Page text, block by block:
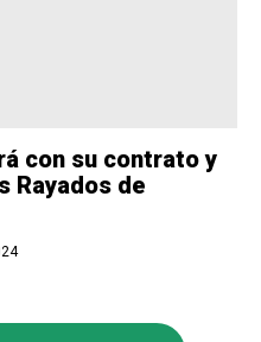
con su contrato y
Rayados de